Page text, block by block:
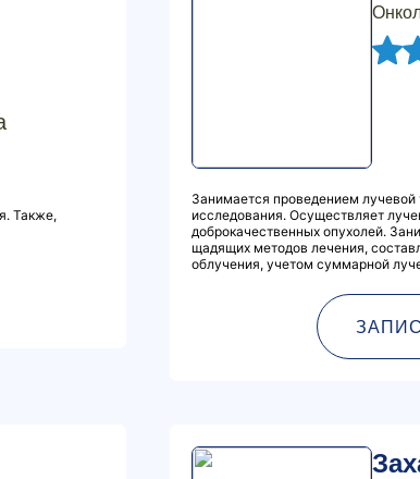
Также,
Занимается проведением
исследования. Осуществляет
доброкачественных опухолей.
щадящих методов лечения,
облучения, учетом суммарной